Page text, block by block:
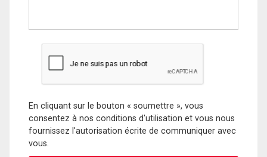
En cliquant sur le bouton « soumettre », vous
consentez à nos conditions d'utilisation et vous nous
fournissez l'autorisation écrite de communiquer avec
vous.